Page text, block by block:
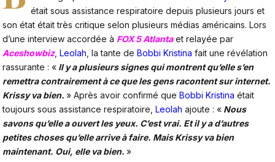
était sous assistance respiratoire depuis plusieurs jours et
son état était très critique selon plusieurs médias américains. Lors
d’une interview accordée à FOX 5 Atlantaet relayée par
Aceshowbiz, Leolah , la tante de Bobbi Kristina fait une révélation
rassurante : « Il y a plusieurs signes qui montrent qu’elle s’en
remettra contrairement à ce que les gens racontent sur internet.
Krissy va bien. » Après avoir confirmé que Bobbi Kristina était
toujours sous assistance respiratoire, Leolah ajoute : « Nous
savons qu’elle a ouvert les yeux. C’est vrai. Et il y a d’autres
petites choses qu’elle arrive à faire. Mais Krissy va bien
maintenant. Oui, elle va bien. »